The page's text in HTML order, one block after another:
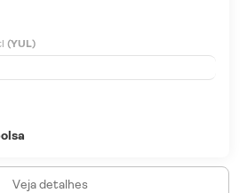
(YUL)
Veja detalhes